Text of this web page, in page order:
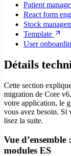
Patient
React form
Stock
Template
User
Détails
Cette section
migration de Core
votre application, le
vous avez besoin. Si
lisez la suite.
Vue
modules ES